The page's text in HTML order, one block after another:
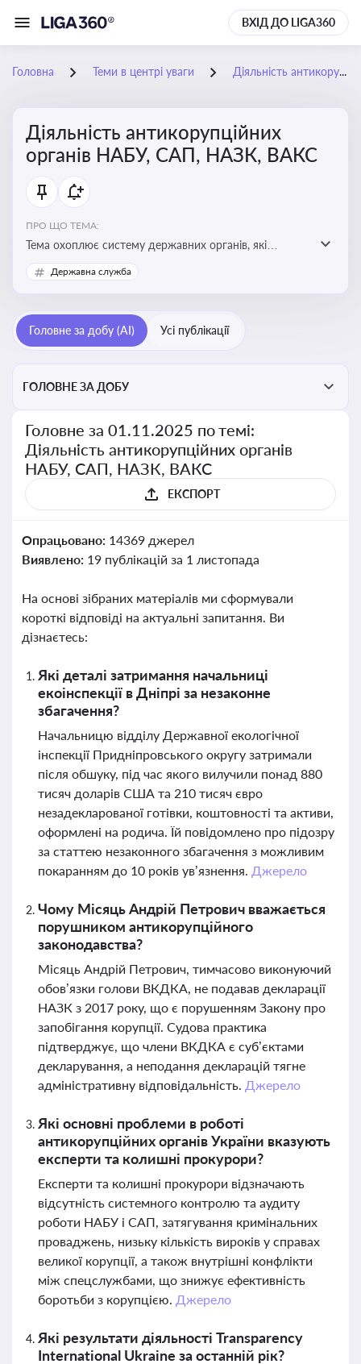
ВХІД ДО LIGA360
Головна Теми в центрі уваги Діяльність антикорупційних органів НАБУ, САП, НАЗК, ВАКС
Діяльність антикорупційних
органів НАБУ, САП, НАЗК, ВАКС
ПРО ЩО ТЕМА:
Тема охоплює систему державних органів, які
здійснюють запобігання, виявлення та розслідування
корупційних правопорушень, що є ключовим
у державному управлінні та бізнесі
Державна служба
Головне за добу (AI) Усі публікації
ГОЛОВНЕ ЗА ДОБУ
Головне за 01.11.2025 по темі:
Діяльність антикорупційних органів
НАБУ, САП, НАЗК, ВАКС
ЕКСПОРТ
Опрацьовано: 14369 джерел
Виявлено: 19 публікацій за 1 листопада
На основі зібраних матеріалів ми сформували
короткі відповіді на актуальні запитання. Ви
дізнаєтесь:
Які деталі затримання начальниці
екоінспекції в Дніпрі за незаконне
збагачення?
Начальницю відділу Державної екологічної
інспекції Придніпровського округу затримали
після обшуку, під час якого вилучили понад 880
тисяч доларів США та 210 тисяч євро
незадекларованої готівки, коштовності та активи,
оформлені на родича. Їй повідомлено про підозру
за статтею незаконного збагачення з можливим
покаранням до 10 років ув’язнення. Джерело
Чому Місяць Андрій Петрович вважається
порушником антикорупційного
законодавства?
Місяць Андрій Петрович, тимчасово виконуючий
обов’язки голови ВКДКА, не подавав декларації
НАЗК з 2017 року, що є порушенням Закону про
запобігання корупції. Судова практика
підтверджує, що члени ВКДКА є суб’єктами
декларування, а неподання декларацій тягне
адміністративну відповідальність. Джерело
Які основні проблеми в роботі
антикорупційних органів України вказують
експерти та колишні прокурори?
Експерти та колишні прокурори відзначають
відсутність системного контролю та аудиту
роботи НАБУ і САП, затягування кримінальних
проваджень, низьку кількість вироків у справах
великої корупції, а також внутрішні конфлікти
між спецслужбами, що знижує ефективність
боротьби з корупцією. Джерело
Які результати діяльності Transparency
International Ukraine за останній рік?